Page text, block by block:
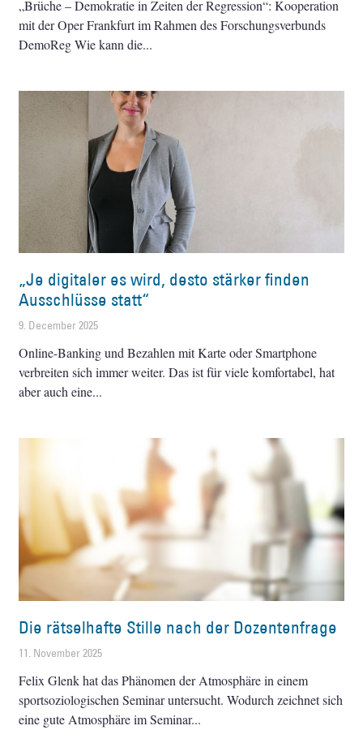
„Brüche – Demokratie in Zeiten der Regression“: Kooperation
mit der Oper Frankfurt im Rahmen des Forschungsverbunds
DemoReg Wie kann die
„Je digitaler es wird, desto stärker finden
Ausschlüsse statt“
9. December 2025
Online-Banking und Bezahlen mit Karte oder Smartphone
verbreiten sich immer weiter. Das ist für viele komfortabel, hat
aber auch eine
Die rätselhafte Stille nach der Dozentenfrage
11. November 2025
Felix Glenk hat das Phänomen der Atmosphäre in einem
sportsoziologischen Seminar untersucht. Wodurch zeichnet sich
eine gute Atmosphäre im Seminar